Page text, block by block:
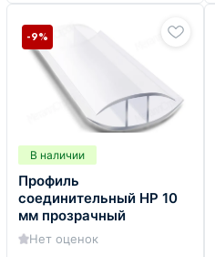
В наличии
Профиль
соединительный HP 10
мм прозрачный
Нет оценок
-9%